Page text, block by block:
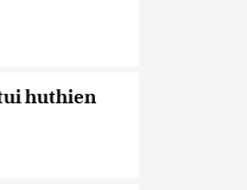
huthien